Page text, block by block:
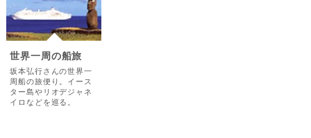
世界一周の船旅
坂本弘行さんの世界一
周船の旅便り。イース
ター島やリオデジャネ
イロなどを巡る。